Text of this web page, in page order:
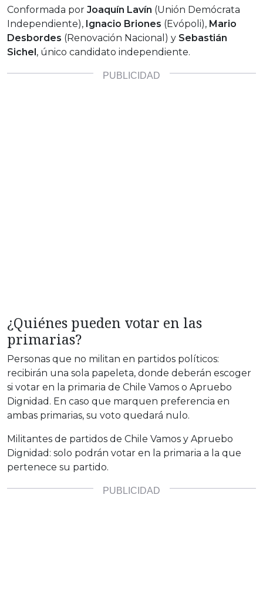
Conformada por Joaquín Lavín (Unión Demócrata
Independiente), Ignacio Briones (Evópoli), Mario
Desbordes (Renovación Nacional) y Sebastián
Sichel, único candidato independiente.
¿Quiénes pueden votar en las
primarias?
Personas que no militan en partidos políticos:
recibirán una sola papeleta, donde deberán escoger
si votar en la primaria de Chile Vamos o Apruebo
Dignidad. En caso que marquen preferencia en
ambas primarias, su voto quedará nulo.
Militantes de partidos de Chile Vamos y Apruebo
Dignidad: solo podrán votar en la primaria a la que
pertenece su partido.